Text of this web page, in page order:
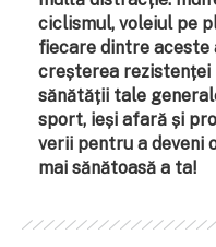
ciclismul, voleiul pe
fiecare dintre
creșterea
sănătății tale
sport, ieși afară și
verii pentru a deveni
mai sănătoasă a ta!